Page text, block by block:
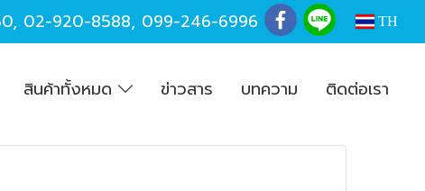
, 02-920-8588, 099-246-6996 TH
สินค้าทั้งหมด ข่าวสาร บทความ ติดต่อเรา